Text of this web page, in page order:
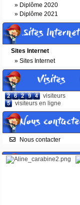
» Diplôme 2020
» Diplôme 2021
Sites Internet
Sites Internet
» Sites Internet
Visites
visiteurs
visiteurs en ligne
Nous
Nous contacter